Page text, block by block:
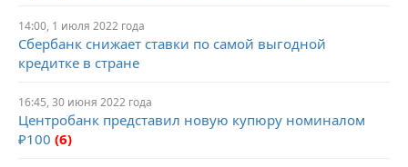
14:00, 1 июля 2022 года
Сбербанк снижает ставки по самой выгодной
кредитке в стране
16:45, 30 июня 2022 года
Центробанк представил новую купюру номиналом
₽100 (6)